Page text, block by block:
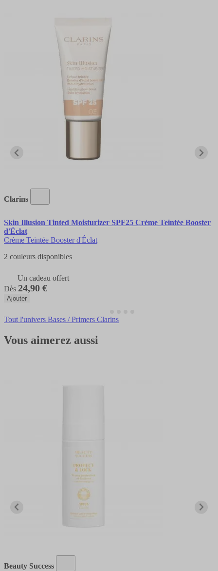
Clarins
Skin Illusion Tinted Moisturizer SPF25 Crème Teintée Booster
d'Éclat
Crème Teintée Booster d'Éclat
2 couleurs disponibles
Un cadeau offert
Dès 24,90 €
Ajouter
Tout l'univers Bases / Primers Clarins
Vous aimerez aussi
Beauty Success